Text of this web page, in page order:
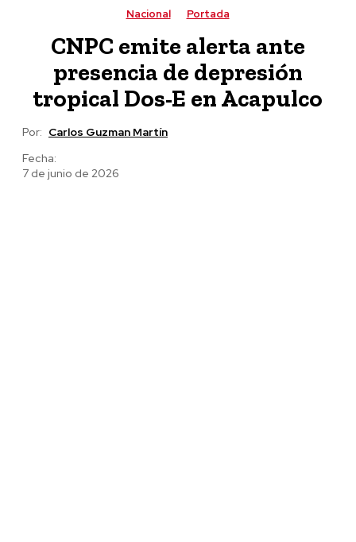
Nacional Portada
CNPC emite alerta ante
presencia de depresión
tropical Dos-E en Acapulco
Por: Carlos Guzman Martín
Fecha:
7 de junio de 2026